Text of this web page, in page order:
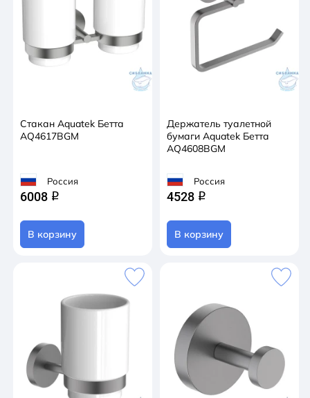
Стакан Aquatek Бетта
AQ4617BGM
Россия
6008 q
В корзину
Держатель туалетной
бумаги Aquatek Бетта
AQ4608BGM
Россия
4528 q
В корзину